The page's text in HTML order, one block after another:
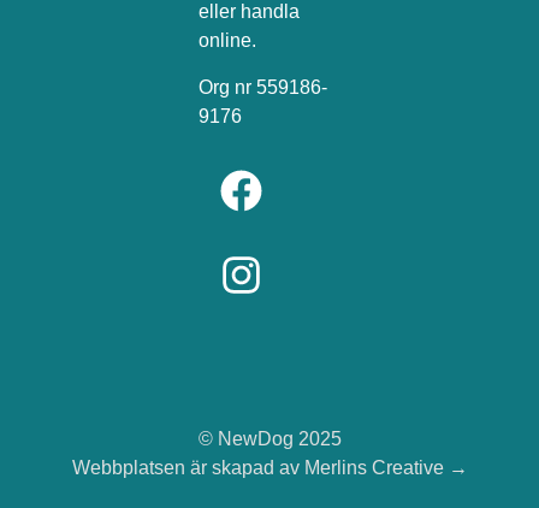
eller handla
online.
Org nr 559186-
9176
© NewDog 2025
Webbplatsen är skapad av Merlins Creative→